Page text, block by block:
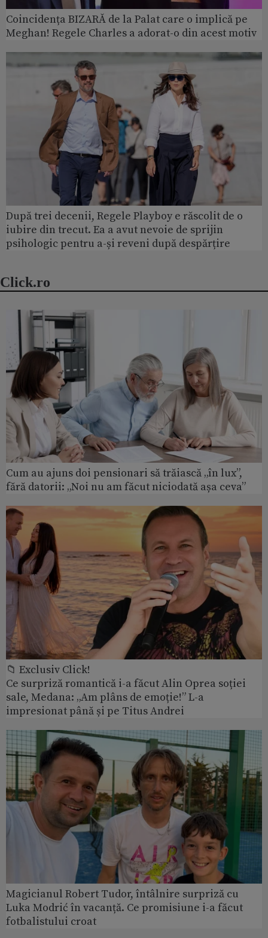
Coincidența BIZARĂ de la Palat care o implică pe
Meghan! Regele Charles a adorat-o din acest motiv
După trei decenii, Regele Playboy e răscolit de o
iubire din trecut. Ea a avut nevoie de sprijin
psihologic pentru a-și reveni după despărțire
Click.ro
Cum au ajuns doi pensionari să trăiască „în lux”,
fără datorii: „Noi nu am făcut niciodată așa ceva”
📁 Exclusiv Click!
Ce surpriză romantică i-a făcut Alin Oprea soției
sale, Medana: „Am plâns de emoție!” L-a
impresionat până și pe Titus Andrei
Magicianul Robert Tudor, întâlnire surpriză cu
Luka Modrić în vacanță. Ce promisiune i-a făcut
fotbalistului croat